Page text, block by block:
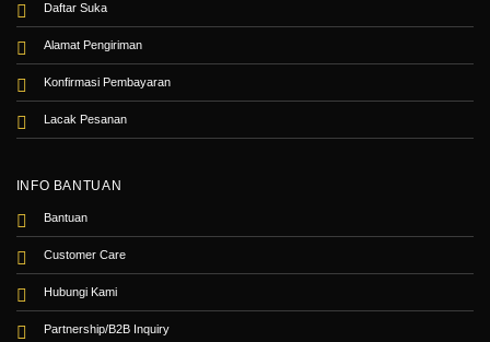
Daftar Suka
Alamat Pengiriman
Konfirmasi Pembayaran
Lacak Pesanan
INFO BANTUAN
Bantuan
Customer Care
Hubungi Kami
Partnership/B2B Inquiry